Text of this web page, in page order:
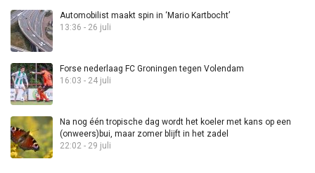
Automobilist maakt spin in ‘Mario Kartbocht’
13:36 - 26 juli
Forse nederlaag FC Groningen tegen Volendam
16:03 - 24 juli
Na nog één tropische dag wordt het koeler met kans op een
(onweers)bui, maar zomer blijft in het zadel
22:02 - 29 juli